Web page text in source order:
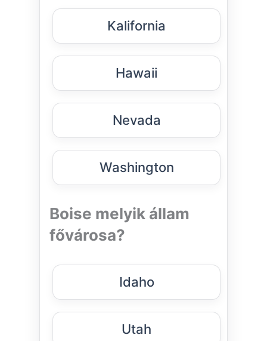
Kalifornia
Hawaii
Nevada
Washington
Boise melyik állam
fővárosa?
Idaho
Utah